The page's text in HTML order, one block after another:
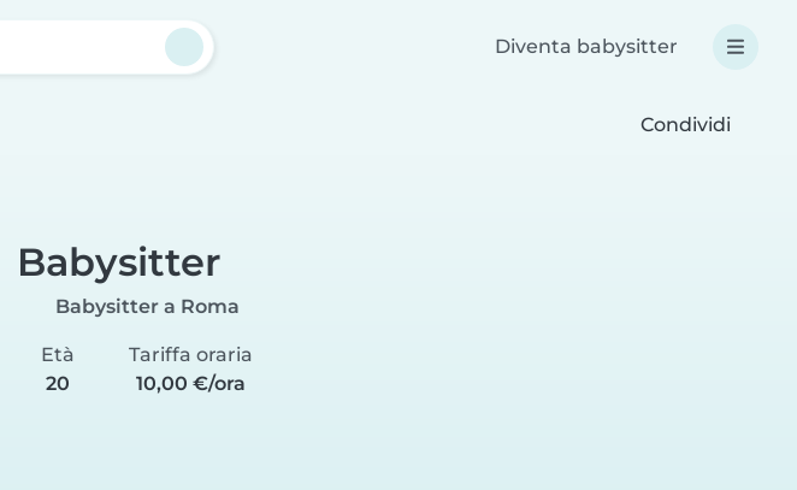
Diventa babysitter
Condividi
Babysitter
Babysitter a Roma
Età
20
Tariffa oraria
10,00 €/ora